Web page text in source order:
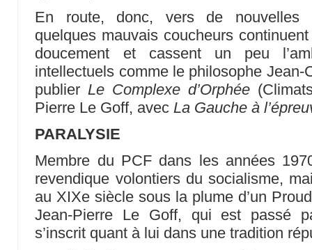
En route, donc, vers de nouvelles
quelques mauvais coucheurs
doucement et cassent un peu
intellectuels comme le philosophe Jean-
publier Le Complexe d’Orphée
Pierre Le Goff, avec La Gauche à
PARALYSIE
Membre du PCF dans les années
revendique volontiers du socialisme,
au XIXe siècle sous la plume d’un
Jean-Pierre Le Goff, qui est passé
s’inscrit quant à lui dans une tradition